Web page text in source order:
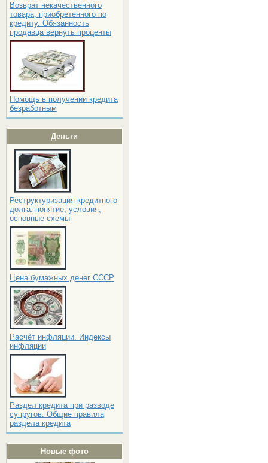
Возврат некачественного
товара, приобретенного по
кредиту. Обязанность
продавца вернуть проценты
Помощь в получении кредита
безработным
Деньги
Реструктуризация кредитного
долга: понятие, условия,
основные схемы
Цена бумажных денег СССР
Расчёт инфляции. Индексы
инфляции
Раздел кредита при разводе
супругов. Общие правила
раздела кредита
Новые фото